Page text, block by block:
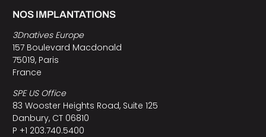
NOS IMPLANTATIONS
3Dnatives Europe
157 Boulevard Macdonald
75019, Paris
France
SPE US Office
83 Wooster Heights Road, Suite 125
Danbury, CT 06810
P +1 203.740.5400